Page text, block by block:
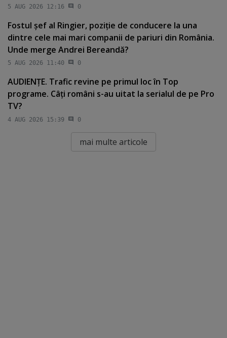
5 AUG 2026 12:16 0
Fostul şef al Ringier, poziţie de conducere la una
dintre cele mai mari companii de pariuri din România.
Unde merge Andrei Bereandă?
5 AUG 2026 11:40 0
AUDIENŢE. Trafic revine pe primul loc în Top
programe. Câţi români s-au uitat la serialul de pe Pro
TV?
4 AUG 2026 15:39 0
mai multe articole